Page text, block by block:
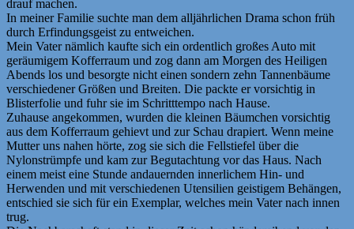
drauf machen.
In meiner Familie suchte man dem alljährlichen Drama schon früh
durch Erfindungsgeist zu entweichen.
Mein Vater nämlich kaufte sich ein ordentlich großes Auto mit
geräumigem Kofferraum und zog dann am Morgen des Heiligen
Abends los und besorgte nicht einen sondern zehn Tannenbäume
verschiedener Größen und Breiten. Die packte er vorsichtig in
Blisterfolie und fuhr sie im Schritttempo nach Hause.
Zuhause angekommen, wurden die kleinen Bäumchen vorsichtig
aus dem Kofferraum gehievt und zur Schau drapiert. Wenn meine
Mutter uns nahen hörte, zog sie sich die Fellstiefel über die
Nylonstrümpfe und kam zur Begutachtung vor das Haus. Nach
einem meist eine Stunde andauernden innerlichem Hin- und
Herwenden und mit verschiedenen Utensilien geistigem Behängen,
entschied sie sich für ein Exemplar, welches mein Vater nach innen
trug.